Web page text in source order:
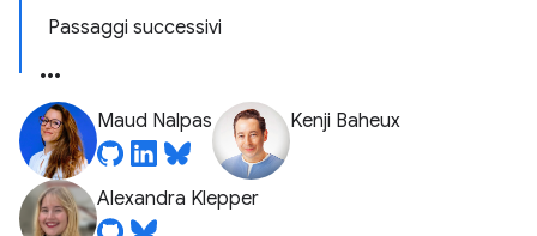
Passaggi successivi
Maud Nalpas Kenji Baheux
Alexandra Klepper